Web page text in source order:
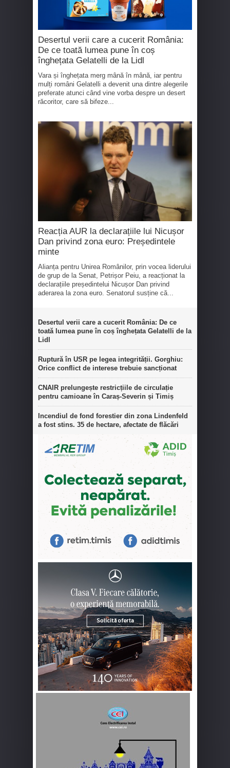
Desertul verii care a cucerit România:
De ce toată lumea pune în coș
înghețata Gelatelli de la Lidl
Vara și înghețata merg mână în mână, iar pentru
mulți români Gelatelli a devenit una dintre alegerile
preferate atunci când vine vorba despre un desert
răcoritor, care să bifeze...
Reacția AUR la declarațiile lui Nicușor
Dan privind zona euro: Președintele
minte
Alianța pentru Unirea Românilor, prin vocea liderului
de grup de la Senat, Petrișor Peiu, a reacționat la
declarațiile președintelui Nicușor Dan privind
aderarea la zona euro. Senatorul susține că...
Desertul verii care a cucerit România: De ce
toată lumea pune în coș înghețata Gelatelli de la
Lidl
Ruptură în USR pe legea integrității. Gorghiu:
Orice conflict de interese trebuie sancționat
CNAIR prelungește restricțiile de circulație
pentru camioane în Caraș-Severin și Timiș
Incendiul de fond forestier din zona Lindenfeld
a fost stins. 35 de hectare, afectate de flăcări